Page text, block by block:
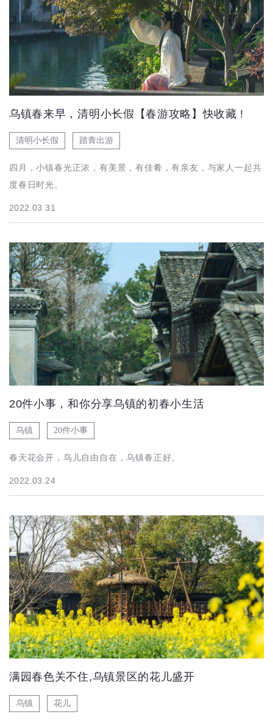
乌镇春来早，清明小长假【春游攻略】快收藏 !
清明小长假 踏青出游
四月，小镇春光正浓，有美景，有佳肴，有亲友，与家人一起共
度春日时光。
2022.03.31
20件小事，和你分享乌镇的初春小生活
乌镇 20件小事
春天花会开，鸟儿自由自在，乌镇春正好。
2022.03.24
满园春色关不住,乌镇景区的花儿盛开
乌镇 花儿